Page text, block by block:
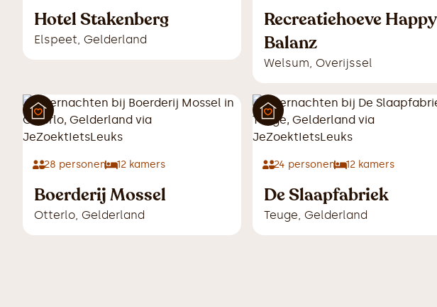
Hotel Stakenberg
Elspeet, Gelderland
Recreatiehoeve Happy
Balanz
Welsum, Overijssel
28 personen 12 kamers
Boerderij Mossel
Otterlo, Gelderland
24 personen 12 kamers
De Slaapfabriek
Teuge, Gelderland